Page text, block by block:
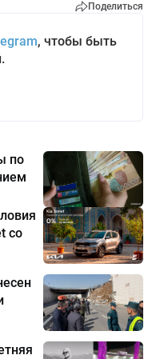
Поделиться
, чтобы быть
по
со